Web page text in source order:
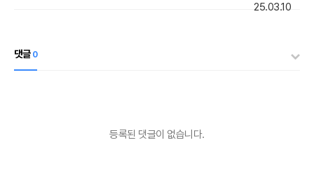
25.03.10
댓글0
등록된 댓글이 없습니다.